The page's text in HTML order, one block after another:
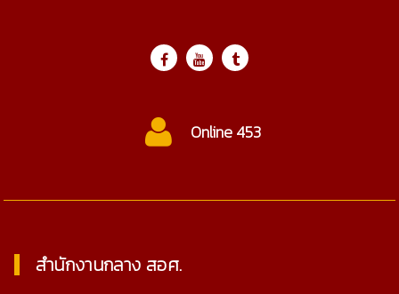
Online 453
สำนักงานกลาง สอศ.